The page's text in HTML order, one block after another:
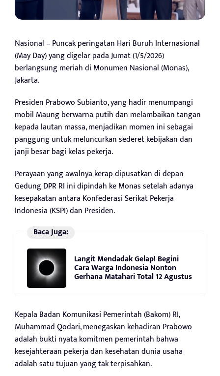
Nasional – Puncak peringatan Hari Buruh Internasional
(May Day) yang digelar pada Jumat (1/5/2026)
berlangsung meriah di Monumen Nasional (Monas),
Jakarta.
Presiden Prabowo Subianto, yang hadir menumpangi
mobil Maung berwarna putih dan melambaikan tangan
kepada lautan massa, menjadikan momen ini sebagai
panggung untuk meluncurkan sederet kebijakan dan
janji besar bagi kelas pekerja.
Perayaan yang awalnya kerap dipusatkan di depan
Gedung DPR RI ini dipindah ke Monas setelah adanya
kesepakatan antara Konfederasi Serikat Pekerja
Indonesia (KSPI) dan Presiden.
Baca Juga:
Langit Mendadak Gelap! Begini
Cara Warga Indonesia Nonton
Gerhana Matahari Total 12 Agustus
Kepala Badan Komunikasi Pemerintah (Bakom) RI,
Muhammad Qodari, menegaskan kehadiran Prabowo
adalah bukti nyata komitmen pemerintah bahwa
kesejahteraan pekerja dan kesehatan dunia usaha
adalah satu tujuan yang tak terpisahkan.